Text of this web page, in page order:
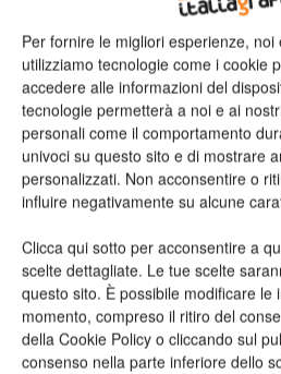
Per fornire le migliori esperienze,
utilizziamo tecnologie come i cookie
accedere alle informazioni del
tecnologie permetterà a noi e ai
personali come il comportamento
univoci su questo sito e di mostrare
personalizzati. Non acconsentire o
influire negativamente su alcune
Clicca qui sotto per acconsentire a
scelte dettagliate. Le tue scelte
questo sito. È possibile modificare le
momento, compreso il ritiro del
della Cookie Policy o cliccando sul
consenso nella parte inferiore dello
Ho letto e accetto
TAG Banfi Direttore Generale